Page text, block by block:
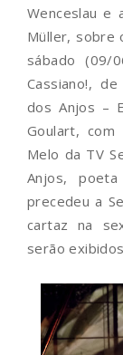
Wenceslau e
Müller, sobre
sábado (09/
Cassiano!,
dos Anjos –
Goulart,
Melo da TV
Anjos,
precedeu a
cartaz na
serão